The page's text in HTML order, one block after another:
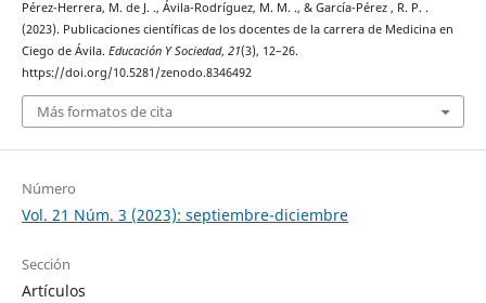
Pérez-Herrera, M. de J. ., Ávila-Rodríguez, M. M. ., & García-Pérez , R. P. .
(2023). Publicaciones científicas de los docentes de la carrera de Medicina en
Ciego de Ávila. Educación Y Sociedad, 21(3), 12–26.
https://doi.org/10.5281/zenodo.8346492
Más formatos de cita
Número
Vol. 21 Núm. 3 (2023): septiembre-diciembre
Sección
Artículos